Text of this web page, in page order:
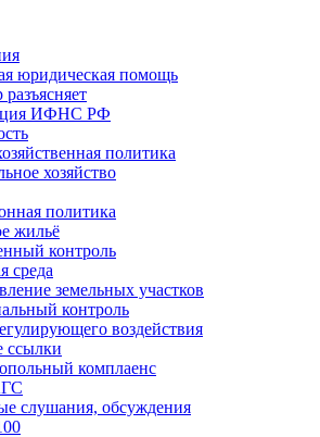
юридическая помощь
ИФНС РФ
политика
хозяйство
политика
жильё
контроль
среда
земельных участков
контроль
воздействия
ссылки
комплаенс
слушания, обсуждения